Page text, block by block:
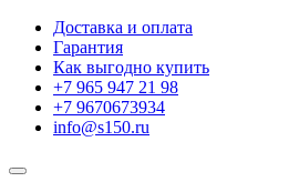
Доставка и оплата
Гарантия
Как выгодно купить
+7 965 947 21 98
+7 9670673934
info@s150.ru